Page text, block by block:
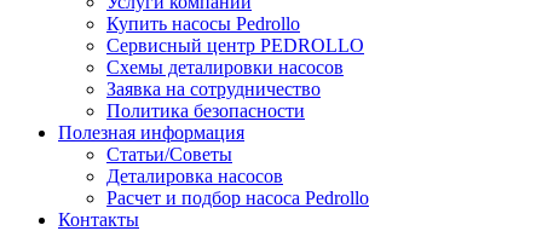
Купить насосы Pedrollo
Сервисный центр PEDROLLO
Схемы деталировки насосов
Заявка на сотрудничество
Политика безопасности
Полезная информация
Статьи/Советы
Деталировка насосов
Расчет и подбор насоса Pedrollo
Контакты